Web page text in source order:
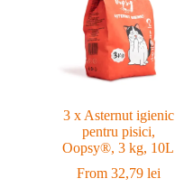
3 x Asternut igienic
pentru pisici,
Oopsy®, 3 kg, 10L
From 32,79 lei